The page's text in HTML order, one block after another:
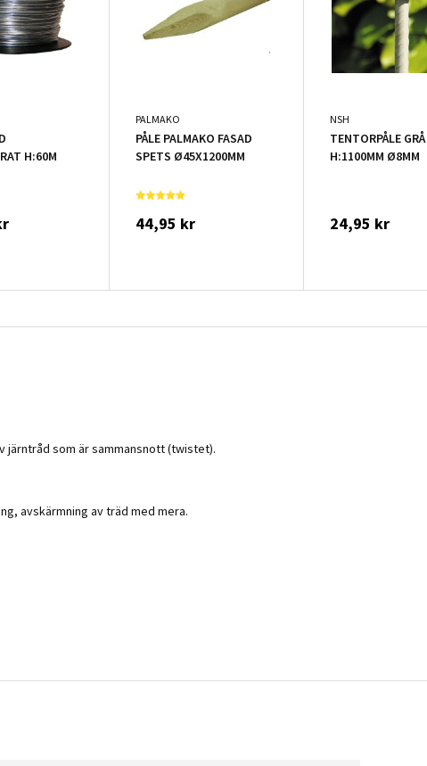
H:60M
PALMAKO
PÅLE PALMAKO FASAD
SPETS Ø45X1200MM
44,95 kr
NSH
TENTORPÅLE GRÅ
H:1100MM Ø8MM
24,95 kr
järntråd som är sammansnott (twistet).
avskärmning av träd med mera.